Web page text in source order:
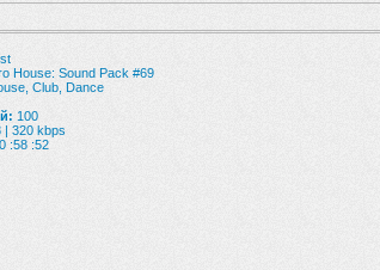
House: Sound Pack #69
Club, Dance
100
| 320 kbps
:58 :52